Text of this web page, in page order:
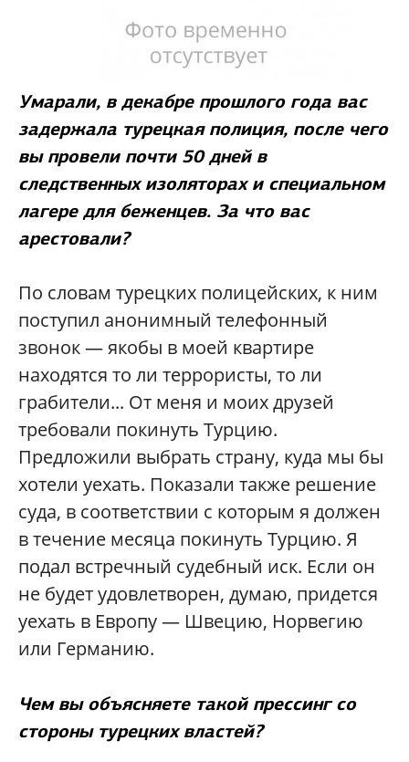
Умарали, в декабре прошлого года вас
задержала турецкая полиция, после чего
вы провели почти 50 дней в
следственных изоляторах и специальном
лагере для беженцев. За что вас
арестовали?
По словам турецких полицейских, к ним
поступил анонимный телефонный
звонок — якобы в моей квартире
находятся то ли террористы, то ли
грабители... От меня и моих друзей
требовали покинуть Турцию.
Предложили выбрать страну, куда мы бы
хотели уехать. Показали также решение
суда, в соответствии с которым я должен
в течение месяца покинуть Турцию. Я
подал встречный судебный иск. Если он
не будет удовлетворен, думаю, придется
уехать в Европу — Швецию, Норвегию
или Германию.
Чем вы объясняете такой прессинг со
стороны турецких властей?